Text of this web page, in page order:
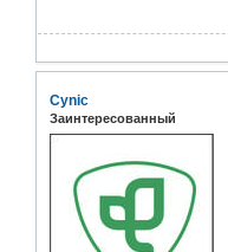
Cynic
Заинтересованный